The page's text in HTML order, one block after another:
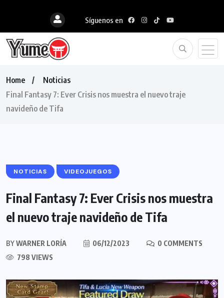
Síguenos en
Home
Noticias
Final Fantasy 7: Ever Crisis nos muestra el nuevo traje
navideño de Tifa
NOTICIAS VIDEOJUEGOS
Final Fantasy 7: Ever Crisis nos muestra
el nuevo traje navideño de Tifa
BYWARNER LORÍA 06/12/2023
0 COMMENTS
798 VIEWS